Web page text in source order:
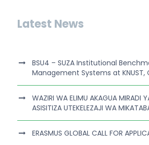
Latest News
BSU4 – SUZA Institutional
Management Systems at KNUST,
WAZIRI WA ELIMU AKAGUA MIRADI
ASISITIZA UTEKELEZAJI WA
ERASMUS GLOBAL CALL FOR